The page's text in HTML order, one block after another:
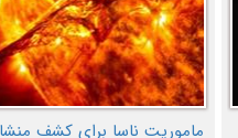
ماموریت ناسا برای کشف